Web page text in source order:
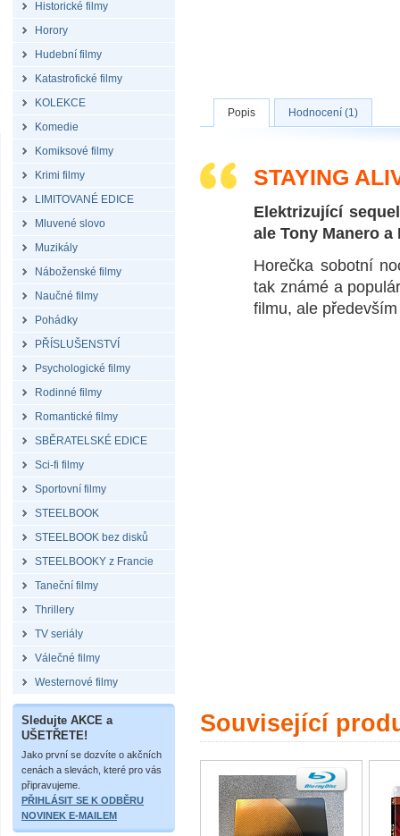
Historické filmy
Horory
Hudební filmy
Katastrofické filmy
KOLEKCE
Komedie
Komiksové filmy
Krimi filmy
LIMITOVANÉ EDICE
Mluvené slovo
Muzikály
Náboženské filmy
Naučné filmy
Pohádky
PŘÍSLUŠENSTVÍ
Psychologické filmy
Rodinné filmy
Romantické filmy
SBĚRATELSKÉ EDICE
Sci-fi filmy
Sportovní filmy
STEELBOOK
STEELBOOK bez disků
STEELBOOKY z Francie
Taneční filmy
Thrillery
TV seriály
Válečné filmy
Westernové filmy
Sledujte AKCE a
UŠETŘETE!
Jako první se dozvíte o akčních
cenách a slevách, které pro vás
připravujeme.
PŘIHLÁSIT SE K ODBĚRU
NOVINEK E-MAILEM
Popis Hodnocení (1)
STAYING
Elektrizující
ale Tony Manero
Horečka sobotní
tak známé a
filmu, ale
Související